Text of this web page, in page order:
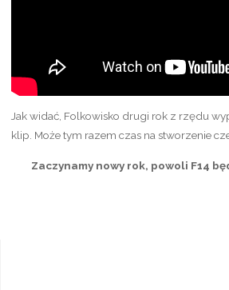
Jak widać, Folkowisko drugi rok z rzędu
klip. Może tym razem czas na stworzenie
Zaczynamy nowy rok, powoli F14